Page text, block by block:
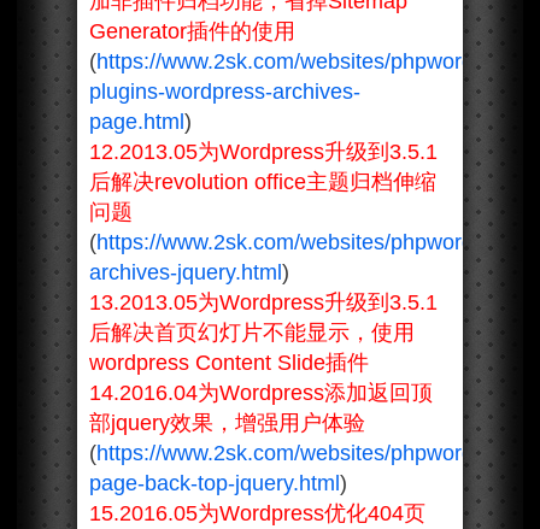
Generator插件的使用
(https://www.2sk.com/websites/phpwordpress/
plugins-wordpress-archives-
page.html )
12.2013.05为Wordpress升级到3.5.1
后解决revolution office主题归档伸缩
问题
(https://www.2sk.com/websites/phpwordpress/
archives-jquery.html )
13.2013.05为Wordpress升级到3.5.1
后解决首页幻灯片不能显示，使用
wordpress Content Slide插件
14.2016.04为Wordpress添加返回顶
部jquery效果，增强用户体验
(https://www.2sk.com/websites/phpwordpress/
page-back-top-jquery.html )
15.2016.05为Wordpress优化404页